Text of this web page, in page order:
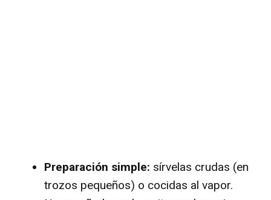
Preparación simple: sírvelas crudas (en
trozos pequeños) o cocidas al vapor.